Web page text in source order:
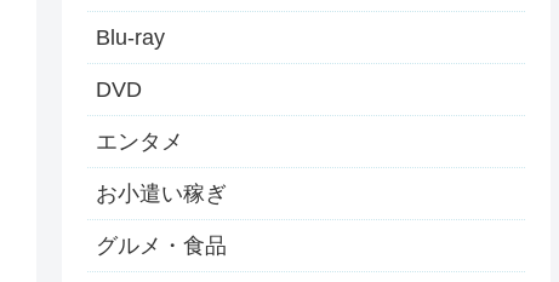
Blu-ray
DVD
エンタメ
お小遣い稼ぎ
グルメ・食品